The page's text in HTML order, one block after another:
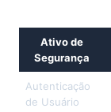
Ativo de
Segurança
Autenticação
de Usuário